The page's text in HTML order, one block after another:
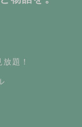
題！